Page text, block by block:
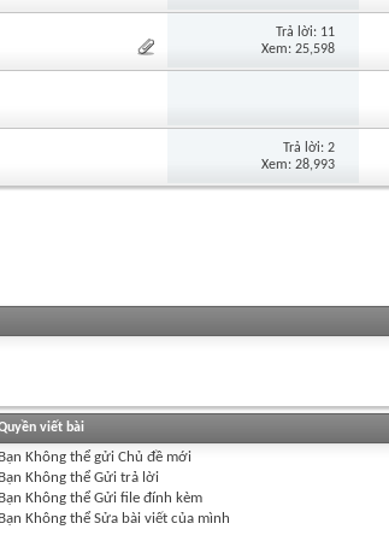
Trả lời: 11
Xem: 25,598
Trả lời: 2
Xem: 28,993
viết bài
Bạn Không thểgửi Chủ đề mới
Bạn Không thểGửi trả lời
Bạn Không thểGửi file đính kèm
Bạn Không thểSửa bài viết của mình